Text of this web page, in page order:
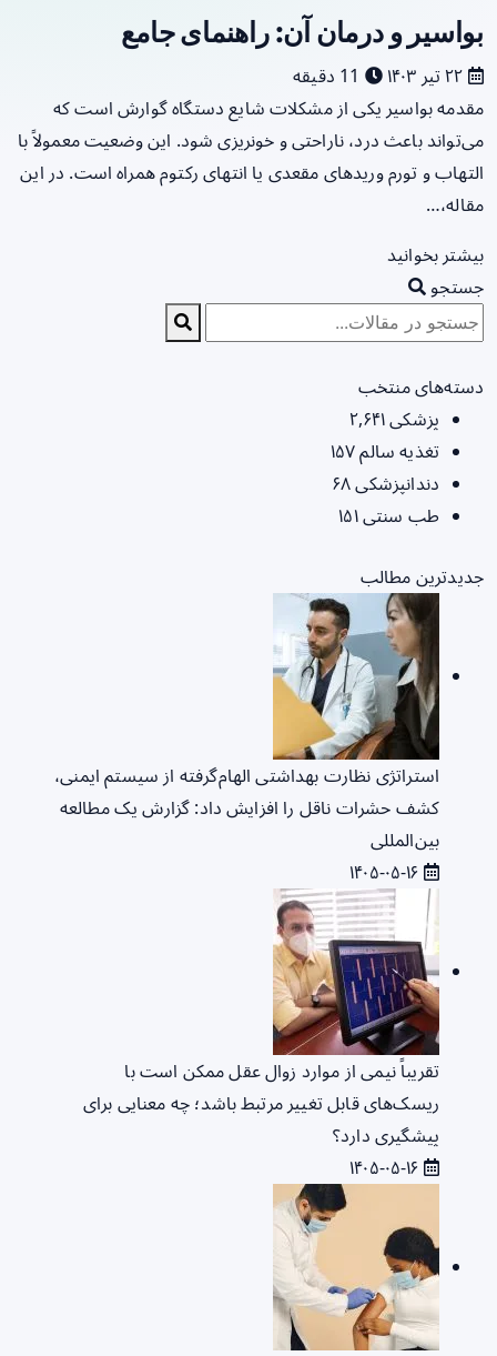
بواسیر و درمان آن: راهنمای جامع
مقدمه بواسیر یکی از مشکلات شایع دستگاه گوارش است که
می‌تواند باعث درد، ناراحتی و خونریزی شود. این وضعیت معمولاً با
التهاب و تورم وریدهای مقعدی یا انتهای رکتوم همراه است. در این
مقاله،…
بیشتر بخوانید
جستجو
دسته‌های منتخب
پزشکی۲,۶۴۱
تغذیه سالم۱۵۷
دندانپزشکی۶۸
طب سنتی۱۵۱
جدیدترین مطالب
استراتژی نظارت بهداشتی الهام‌گرفته از سیستم ایمنی،
کشف حشرات ناقل را افزایش داد: گزارش یک مطالعه
بین‌المللی
تقریباً نیمی از موارد زوال عقل ممکن است با
ریسک‌های قابل تغییر مرتبط باشد؛ چه معنایی برای
پیشگیری دارد؟